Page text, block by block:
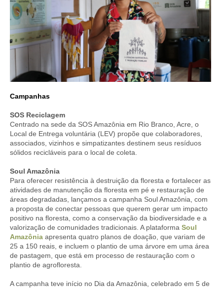
Campanhas
SOS Reciclagem
Centrado na sede da SOS Amazônia em Rio Branco, Acre, o
Local de Entrega voluntária (LEV) propõe que colaboradores,
associados, vizinhos e simpatizantes destinem seus resíduos
sólidos recicláveis para o local de coleta.
Soul Amazônia
Para oferecer resistência à destruição da floresta e fortalecer as
atividades de manutenção da floresta em pé e restauração de
áreas degradadas, lançamos a campanha Soul Amazônia, com
a proposta de conectar pessoas que querem gerar um impacto
positivo na floresta, como a conservação da biodiversidade e a
valorização de comunidades tradicionais. A plataforma Soul
Amazônia apresenta quatro planos de doação, que variam de
25 a 150 reais, e incluem o plantio de uma árvore em uma área
de pastagem, que está em processo de restauração com o
plantio de agrofloresta.
A campanha teve início no Dia da Amazônia, celebrado em 5 de